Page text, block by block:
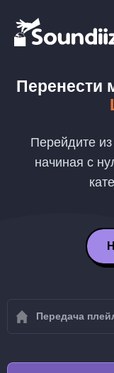
Перенести
Перейдите из
начиная с
Передача